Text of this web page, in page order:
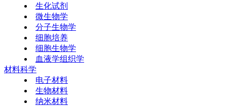
生化试剂
微生物学
分子生物学
细胞培养
细胞生物学
血液学组织学
材料科学
电子材料
生物材料
纳米材料